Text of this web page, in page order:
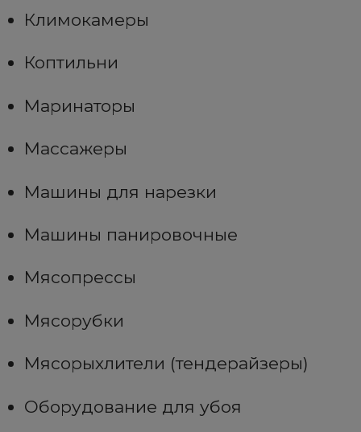
Климокамеры
Коптильни
Маринаторы
Массажеры
Машины для нарезки
Машины панировочные
Мясопрессы
Мясорубки
Мясорыхлители (тендерайзеры)
Оборудование для убоя